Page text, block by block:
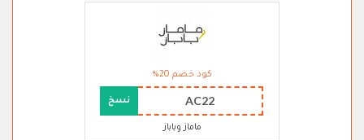
كود خصم 20%
AC22 نسخ
ماماز وباباز